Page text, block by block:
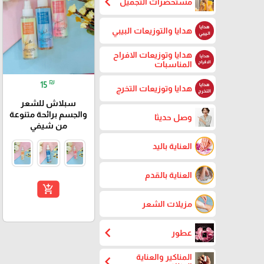
هدايا والتوزيعات البيبي
هدايا وتوزيعات الافراح
المناسبات
هدايا وتوزيعات التخرج
وصل حديثا
العناية باليد
العناية بالقدم
مزيلات الشعر
عطور chevron_left
المناكير والعناية
15 ₪
سبلاش للشعر
والجسم برائحة متنوعة
من شيفي
add_shopping_cart